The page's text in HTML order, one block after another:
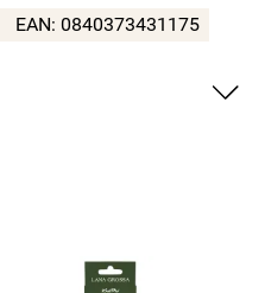
EAN: 0840373431175
ist ein
die das Licht wie
durch den feinen